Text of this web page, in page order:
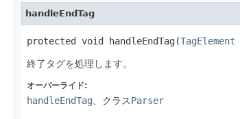
handleEndTag
protected void handleEndTag(TagElement
終了タグを処理します。
オーバーライド:
handleEndTag 、クラスParser